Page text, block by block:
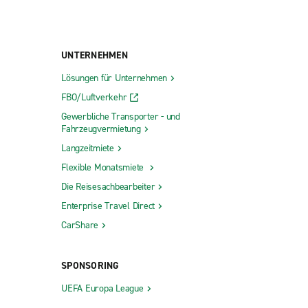
UNTERNEHMEN
Lösungen für Unternehmen
FBO/Luftverkehr
Gewerbliche Transporter - und
Fahrzeugvermietung
Langzeitmiete
Flexible Monatsmiete
Die Reisesachbearbeiter
Enterprise Travel Direct
CarShare
SPONSORING
UEFA Europa League